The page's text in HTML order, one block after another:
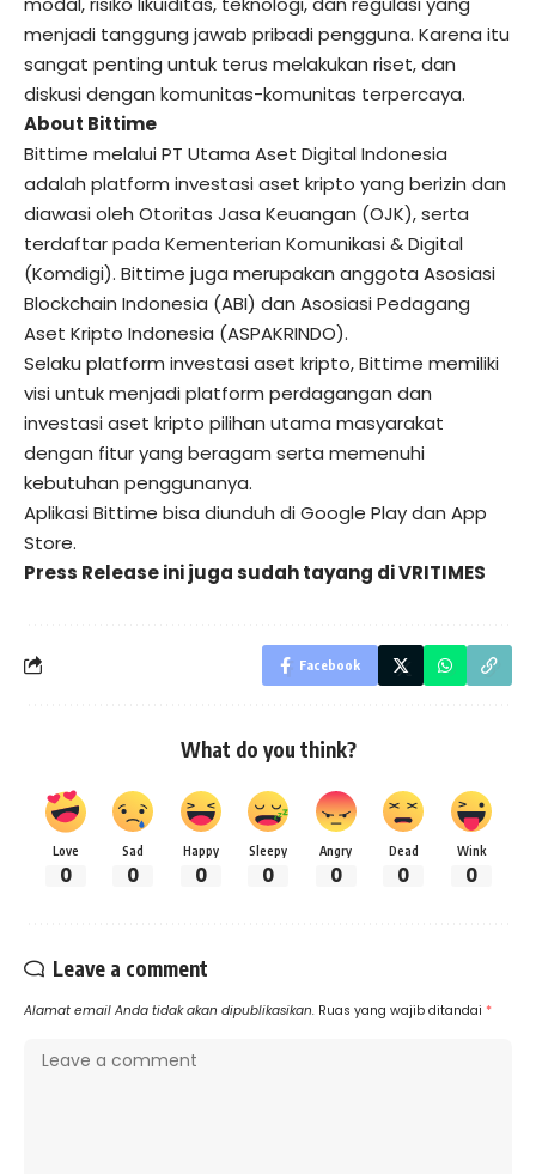
menjadi tanggung jawab pribadi pengguna. Karena itu
sangat penting untuk terus melakukan riset, dan
diskusi dengan komunitas-komunitas terpercaya.
About Bittime
Bittime melalui PT Utama Aset Digital Indonesia
adalah platform investasi aset kripto yang berizin dan
diawasi oleh Otoritas Jasa Keuangan (OJK), serta
terdaftar pada Kementerian Komunikasi & Digital
(Komdigi). Bittime juga merupakan anggota Asosiasi
Blockchain Indonesia (ABI) dan Asosiasi Pedagang
Aset Kripto Indonesia (ASPAKRINDO).
Selaku platform investasi aset kripto, Bittime memiliki
visi untuk menjadi platform perdagangan dan
investasi aset kripto pilihan utama masyarakat
dengan fitur yang beragam serta memenuhi
kebutuhan penggunanya.
Aplikasi Bittime bisa diunduh di Google Play dan App
Store.
Press Release ini juga sudah tayang diVRITIMES
Facebook
What do you think?
Love
0
Sad
0
Happy
0
Sleepy
0
Angry
0
Dead
0
Wink
0
Leave a comment
Alamat email Anda tidak akan dipublikasikan. Ruas yang wajib ditandai *